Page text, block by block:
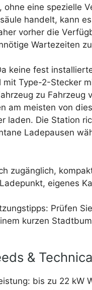
ohne eine spezielle
handelt, kann
vorher die
Wartezeiten
keine fest
mit Type-2-Stecker
zu Fahrzeug
am meisten von
laden. Die Station
Ladepausen
zugänglich,
eigenes
Prüfen
kurzen
&
bis zu 22 kW